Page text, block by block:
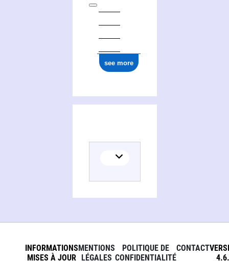
see more
INFORMATIONS
MISES À JOUR
MENTIONS
LÉGALES
POLITIQUE DE
CONFIDENTIALITÉ
CONTACT